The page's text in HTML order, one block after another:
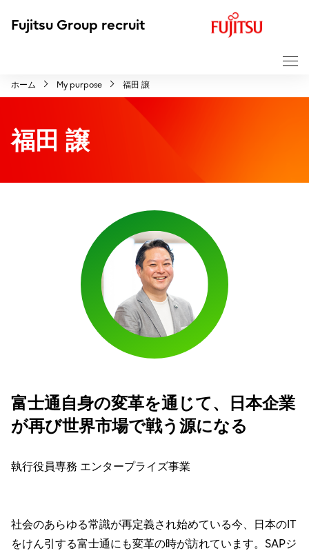
Fujitsu Group recruit
F
t
ホーム My purpose 福田 譲
福田 譲
富士通自身の変革を通じて、日本企業
が再び世界市場で戦う源になる
執行役員専務 エンタープライズ事業
社会のあらゆる常識が再定義され始めている今、日本のIT
をけん引する富士通にも変革の時が訪れています。SAPジ